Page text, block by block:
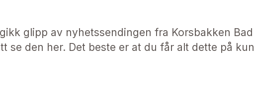
glipp av nyhetssendingen fra Korsbakken Bad
se den her. Det beste er at du får alt dette på kun